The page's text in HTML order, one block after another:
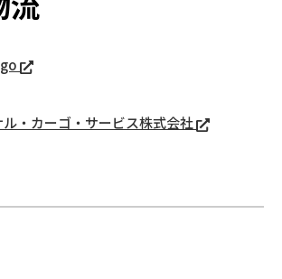
・カーゴ・サービス株式会社